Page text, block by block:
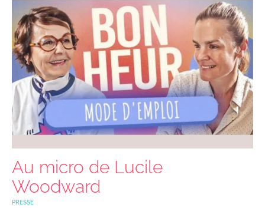
Au micro de Lucile
Woodward
PRESSE